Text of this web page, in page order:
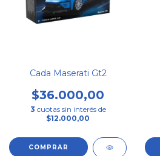
Cada Maserati Gt2
$36.000,00
3 cuotas sin interés de
$12.000,00